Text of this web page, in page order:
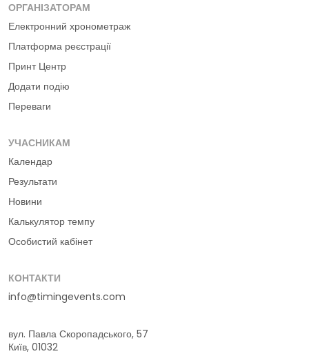
ОРГАНІЗАТОРАМ
Електронний хронометраж
Платформа реєстрації
Принт Центр
Додати подію
Переваги
УЧАСНИКАМ
Календар
Результати
Новини
Калькулятор темпу
Особистий кабінет
КОНТАКТИ
info@timingevents.com
вул. Павла Скоропадського, 57
Київ, 01032